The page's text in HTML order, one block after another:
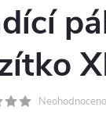
Neohodnoceno